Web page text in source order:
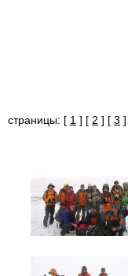
страницы: [ 1 ] [ 2 ] [ 3